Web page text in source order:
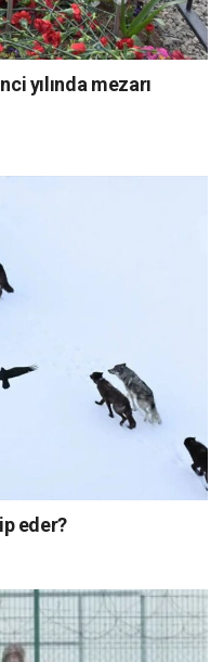
yılında mezarı
eder?